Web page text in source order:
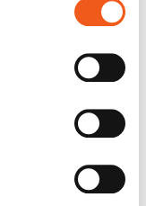
política de cookies